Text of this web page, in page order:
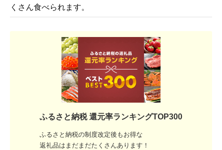
くさん食べられます。
ふるさと納税 還元率ランキングTOP300
ふるさと納税の制度改定後もお得な
返礼品はまだまだたくさんあります！